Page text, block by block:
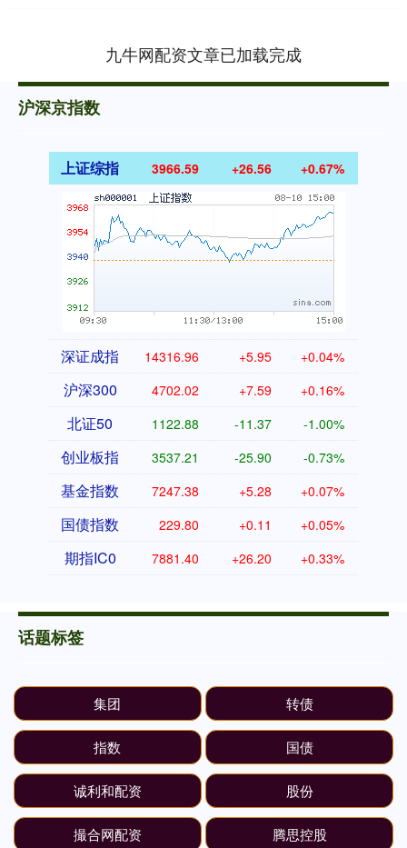
九牛网配资文章已加载完成
沪深京指数
上证综指 3966.59 +26.56 +0.67%
深证成指 14316.96 +5.95 +0.04%
沪深300 4702.02 +7.59 +0.16%
北证50 1122.88 -11.37 -1.00%
创业板指 3537.21 -25.90 -0.73%
基金指数 7247.38 +5.28 +0.07%
国债指数 229.80 +0.11 +0.05%
期指IC0 7881.40 +26.20 +0.33%
话题标签
集团 转债
指数 国债
诚利和配资 股份
撮合网配资 腾思控股